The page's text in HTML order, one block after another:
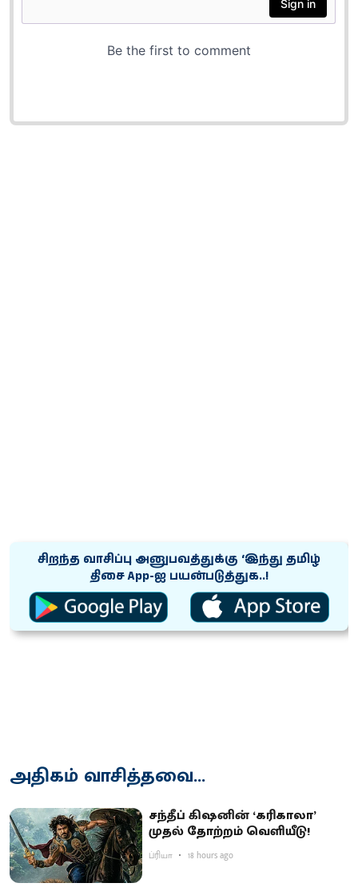
சிறந்த வாசிப்பு அனுபவத்துக்கு ‘இந்து தமிழ்
திசை App-ஐ பயன்படுத்துக..!
அதிகம் வாசித்தவை...
சந்தீப் கிஷனின் ‘கரிகாலா’
முதல் தோற்றம் வெளியீடு!
ப்ரியா 18 hours ago